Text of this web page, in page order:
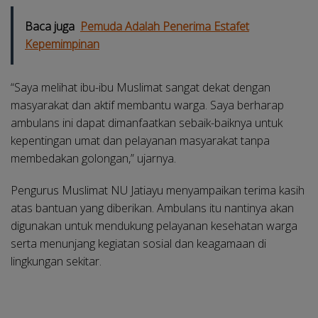
Baca juga Pemuda Adalah Penerima Estafet
Kepemimpinan
“Saya melihat ibu-ibu Muslimat sangat dekat dengan
masyarakat dan aktif membantu warga. Saya berharap
ambulans ini dapat dimanfaatkan sebaik-baiknya untuk
kepentingan umat dan pelayanan masyarakat tanpa
membedakan golongan,” ujarnya.
Pengurus Muslimat NU Jatiayu menyampaikan terima kasih
atas bantuan yang diberikan. Ambulans itu nantinya akan
digunakan untuk mendukung pelayanan kesehatan warga
serta menunjang kegiatan sosial dan keagamaan di
lingkungan sekitar.